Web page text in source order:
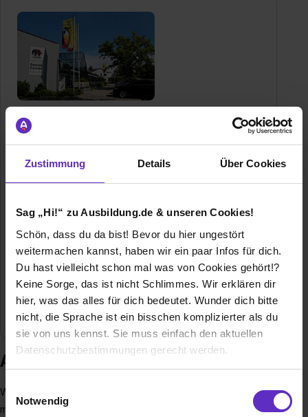
Zustimmung Details Über Cookies
Sag „Hi!“ zu Ausbildung.de & unseren Cookies!
Schön, dass du da bist! Bevor du hier ungestört
weitermachen kannst, haben wir ein paar Infos für dich.
Du hast vielleicht schon mal was von Cookies gehört!?
Keine Sorge, das ist nicht Schlimmes. Wir erklären dir
hier, was das alles für dich bedeutet. Wunder dich bitte
nicht, die Sprache ist ein bisschen komplizierter als du
sie von uns kennst. Sie muss einfach den aktuellen
Datenschutzbestimmungen gerecht werden.
Einwilligungsauswahl
Notwendig
Späth Knoll GmbH
06151/85598-0
Gründungsjahr 1950
Mitarbeiter ca. 100
Umsatz 40 Millionen
Branche Handel / Gewerbe
Ausbildung bei Späth Knoll GmbH
Wir sind ein leistungsstarker, zukunftsorientierter Großhandel
mit sechs Standorten im Rhein-Main-Gebiet und beliefern